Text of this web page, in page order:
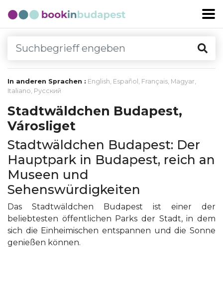
In anderen Sprachen : English, Español , Français, Magyar,
Italiano, Русский
Stadtwäldchen Budapest,
Városliget
Stadtwäldchen Budapest: Der
Hauptpark in Budapest, reich an
Museen und
Sehenswürdigkeiten
Das Stadtwäldchen Budapest ist einer der
beliebtesten öffentlichen Parks der Stadt, in dem
sich die Einheimischen entspannen und die Sonne
genießen können.